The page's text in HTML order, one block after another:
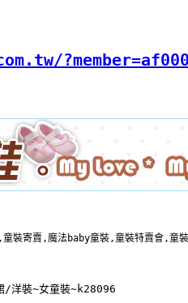
裝寄賣,魔法baby童裝,童裝特賣會,
/洋裝~女童裝~k28096